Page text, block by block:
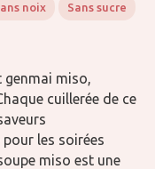
noix Sans sucre
genmai miso,
cuillerée de ce
les soirées
miso est une